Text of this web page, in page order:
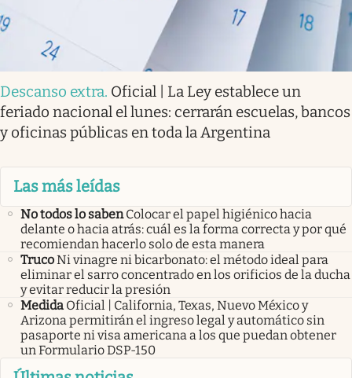
Descanso extra. Oficial | La Ley establece un
feriado nacional el lunes: cerrarán escuelas, bancos
y oficinas públicas en toda la Argentina
Las más leídas
No todos lo saben Colocar el papel higiénico hacia
delante o hacia atrás: cuál es la forma correcta y por qué
recomiendan hacerlo solo de esta manera
TrucoNi vinagre ni bicarbonato: el método ideal para
eliminar el sarro concentrado en los orificios de la ducha
y evitar reducir la presión
Medida Oficial | California, Texas, Nuevo México y
Arizona permitirán el ingreso legal y automático sin
pasaporte ni visa americana a los que puedan obtener
un Formulario DSP-150